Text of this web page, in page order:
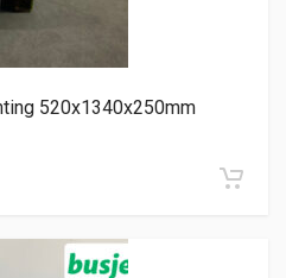
520x1340x250mm